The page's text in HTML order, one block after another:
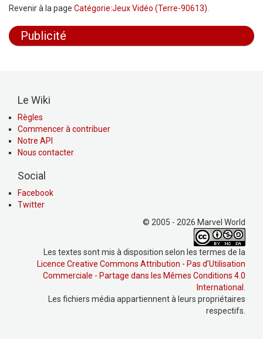
Revenir à la page Catégorie:Jeux Vidéo (Terre-90613).
Publicité
Le Wiki
Règles
Commencer à contribuer
Notre API
Nous contacter
Social
Facebook
Twitter
© 2005 - 2026 Marvel World
Les textes sont mis à disposition selon les termes de la
Licence Creative Commons Attribution - Pas d’Utilisation
Commerciale - Partage dans les Mêmes Conditions 4.0
International .
Les fichiers média appartiennent à leurs propriétaires
respectifs.